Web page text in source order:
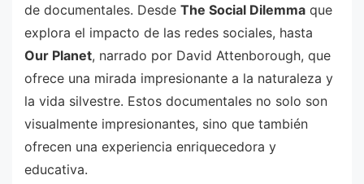
de documentales. Desde The Social Dilemma que
explora el impacto de las redes sociales, hasta
Our Planet, narrado por David Attenborough, que
ofrece una mirada impresionante a la naturaleza y
la vida silvestre. Estos documentales no solo son
visualmente impresionantes, sino que también
ofrecen una experiencia enriquecedora y
educativa.